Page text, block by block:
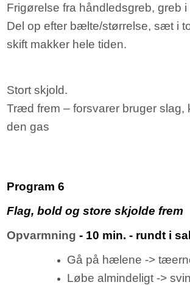
Frigørelse fra håndledsgreb, greb i
Del op efter bælte/størrelse, sæt i
skift makker hele tiden.
Stort skjold.
Træd frem – forsvarer bruger slag,
den gas
Program 6
Flag, bold og store skjolde frem
Opvarmning - 10 min. - rundt i
Gå på hælene ->
Løbe almindeligt ->